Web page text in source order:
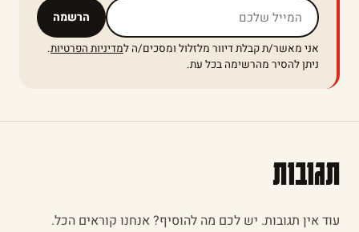
הרשמה אל תמלאו שדה זה
אני מאשר/ת קבלת דיוור מלזלול ומסכים/ה למדיניות הפרטיות.
ניתן להסיר מהרשימה בכל עת.
תגובות
עוד אין תגובות. יש לכם מה להוסיף? אנחנו קוראים הכל.